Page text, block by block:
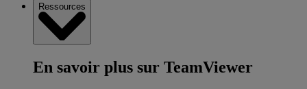
Ressources
En savoir plus sur TeamViewer